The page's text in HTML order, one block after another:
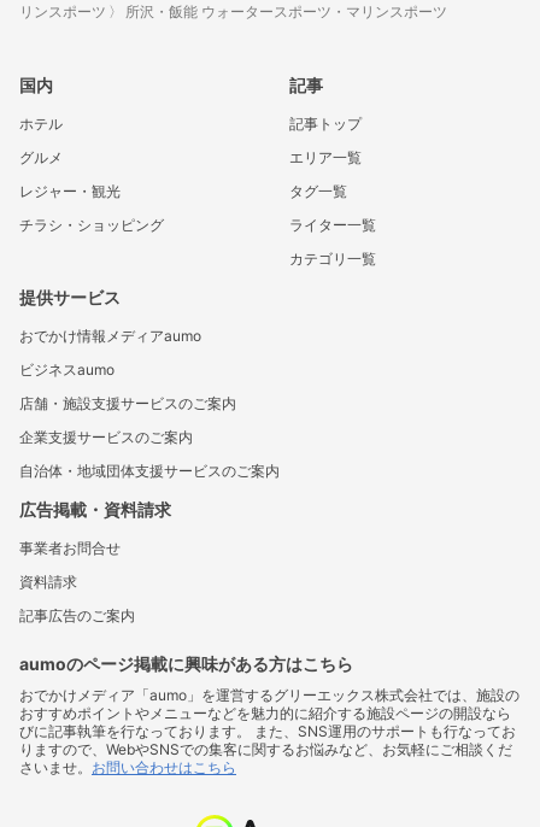
リンスポーツ
所沢・飯能 ウォータースポーツ・マリンスポーツ
国内
ホテル
グルメ
レジャー・観光
チラシ・ショッピング
記事
記事トップ
エリア一覧
タグ一覧
ライター一覧
カテゴリ一覧
提供サービス
おでかけ情報メディアaumo
ビジネスaumo
店舗・施設支援サービスのご案内
企業支援サービスのご案内
自治体・地域団体支援サービスのご案内
広告掲載・資料請求
事業者お問合せ
資料請求
記事広告のご案内
aumoのページ掲載に興味がある方はこちら
おでかけメディア「aumo」を運営するグリーエックス株式会社では、施設の
おすすめポイントやメニューなどを魅力的に紹介する施設ページの開設なら
びに記事執筆を行なっております。 また、SNS運用のサポートも行なってお
りますので、WebやSNSでの集客に関するお悩みなど、お気軽にご相談くだ
さいませ。 お問い合わせはこちら